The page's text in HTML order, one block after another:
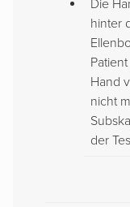
Die
hinter
Hand
nicht
der